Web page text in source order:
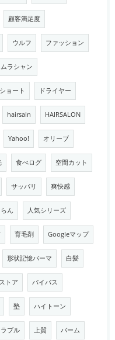
顧客満足度
ウルフ ファッション
ムラシャン
ョート ドライヤー
hairsaln HAIRSALON
Yahoo! オリーブ
食べログ 空間カット
サッパリ 爽快感
ん 人気シリーズ
育毛剤 Googleマップ
形状記憶パーマ 白髪
トア バイパス
塾 ハイトーン
ブル 上質 バーム